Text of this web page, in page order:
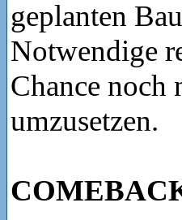
geplanten
Notwendige
Chance noch
umzusetzen.